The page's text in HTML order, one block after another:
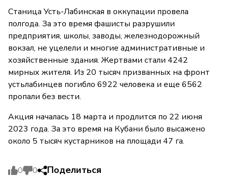
Станица Усть-Лабинская в оккупации провела
полгода. За это время фашисты разрушили
предприятия, школы, заводы, железнодорожный
вокзал, не уцелели и многие административные и
хозяйственные здания. Жертвами стали 4242
мирных жителя. Из 20 тысяч призванных на фронт
устьлабинцев погибло 6922 человека и еще 6562
пропали без вести.
Акция началась 18 марта и продлится по 22 июня
2023 года. За это время на Кубани было высажено
около 5 тысяч кустарников на площади 47 га.
0 0 Поделиться